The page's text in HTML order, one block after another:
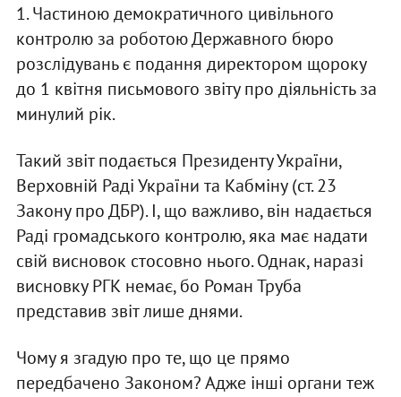
1. Частиною демократичного цивільного
контролю за роботою Державного бюро
розслідувань є подання директором щороку
до 1 квітня письмового звіту про діяльність за
минулий рік.
Такий звіт подається Президенту України,
Верховній Раді України та Кабміну (ст. 23
Закону про ДБР). І, що важливо, він надається
Раді громадського контролю, яка має надати
свій висновок стосовно нього. Однак, наразі
висновку РГК немає, бо Роман Труба
представив звіт лише днями.
Чому я згадую про те, що це прямо
передбачено Законом? Адже інші органи теж